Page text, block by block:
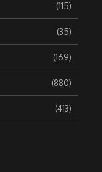
(115)
(35)
(169)
(880)
(413)